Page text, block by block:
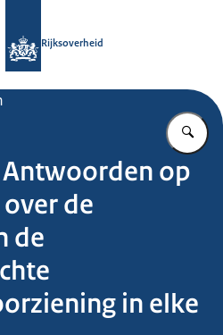
Rijksoverheid
op
de
de
in elke